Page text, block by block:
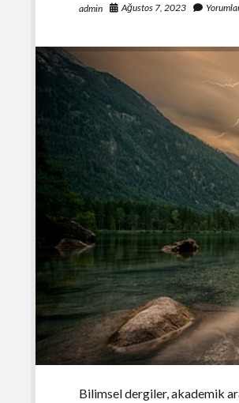
admin Ağustos 7, 2023
Bilimsel dergiler, akademik